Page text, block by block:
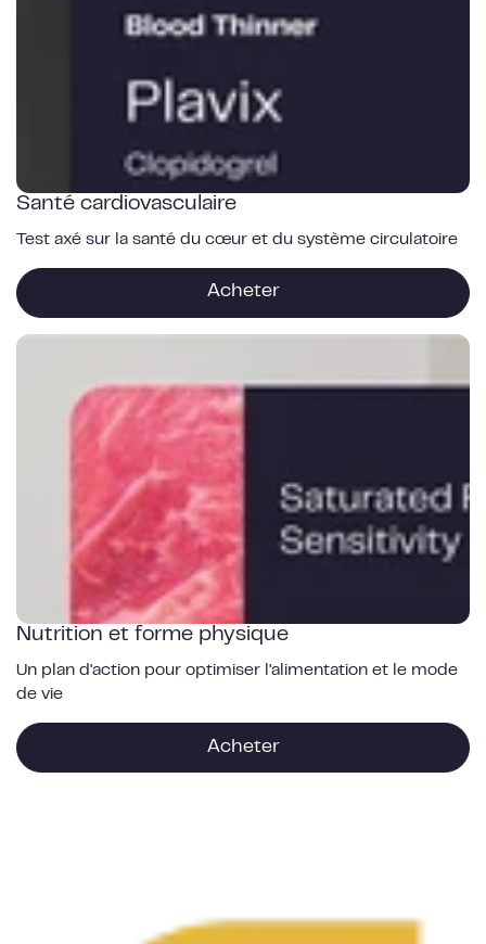
Santé cardiovasculaire
Test axé sur la santé du cœur et du système circulatoire
Acheter
Nutrition et forme physique
Un plan d'action pour optimiser l'alimentation et le mode
de vie
Acheter
Nutrition